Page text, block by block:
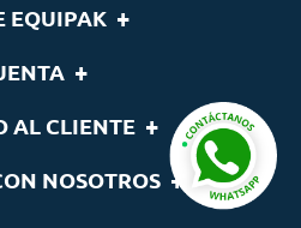
EQUIPAK +
Marcas
+
de pedidos
AL CLIENTE +
NOSOTROS +